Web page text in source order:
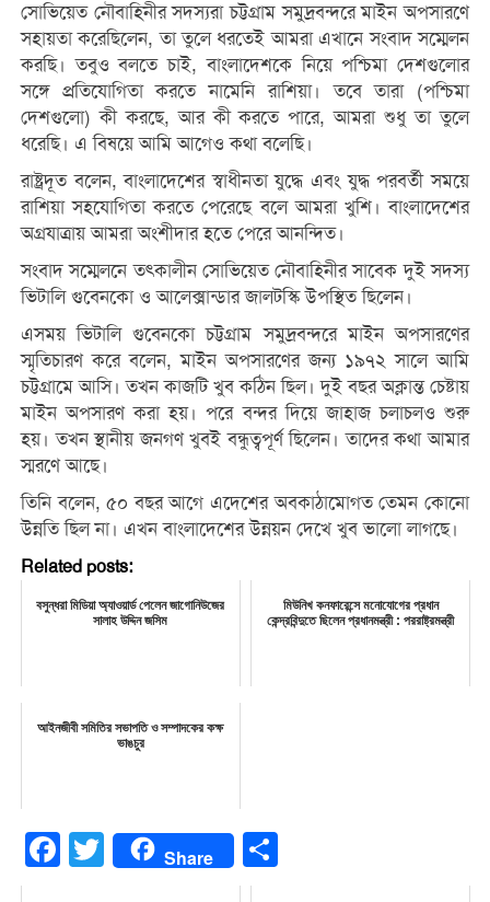
সোভিয়েত নৌবাহিনীর সদস্যরা চট্টগ্রাম সমুদ্রবন্দরে মাইন অপসারণে
সহায়তা করেছিলেন, তা তুলে ধরতেই আমরা এখানে সংবাদ সম্মেলন
করছি। তবুও বলতে চাই, বাংলাদেশকে নিয়ে পশ্চিমা দেশগুলোর
সঙ্গে প্রতিযোগিতা করতে নামেনি রাশিয়া। তবে তারা (পশ্চিমা
দেশগুলো) কী করছে, আর কী করতে পারে, আমরা শুধু তা তুলে
ধরেছি। এ বিষয়ে আমি আগেও কথা বলেছি।
রাষ্ট্রদূত বলেন, বাংলাদেশের স্বাধীনতা যুদ্ধে এবং যুদ্ধ পরবর্তী সময়ে
রাশিয়া সহযোগিতা করতে পেরেছে বলে আমরা খুশি। বাংলাদেশের
অগ্রযাত্রায় আমরা অংশীদার হতে পেরে আনন্দিত।
সংবাদ সম্মেলনে তৎকালীন সোভিয়েত নৌবাহিনীর সাবেক দুই সদস্য
ভিটালি গুবেনকো ও আলেক্সান্ডার জালটস্কি উপস্থিত ছিলেন।
এসময় ভিটালি গুবেনকো চট্টগ্রাম সমুদ্রবন্দরে মাইন অপসারণের
স্মৃতিচারণ করে বলেন, মাইন অপসারণের জন্য ১৯৭২ সালে আমি
চট্টগ্রামে আসি। তখন কাজটি খুব কঠিন ছিল। দুই বছর অক্লান্ত চেষ্টায়
মাইন অপসারণ করা হয়। পরে বন্দর দিয়ে জাহাজ চলাচলও শুরু
হয়। তখন স্থানীয় জনগণ খুবই বন্ধুত্বপূর্ণ ছিলেন। তাদের কথা আমার
স্মরণে আছে।
তিনি বলেন, ৫০ বছর আগে এদেশের অবকাঠামোগত তেমন কোনো
উন্নতি ছিল না। এখন বাংলাদেশের উন্নয়ন দেখে খুব ভালো লাগছে।
Related posts:
বসুন্ধরা মিডিয়া অ্যাওয়ার্ড পেলেন জাগোনিউজের
সালাহ উদ্দিন জসিম
মিউনিখ কনফারেন্সে মনোযোগের প্রধান
কেন্দ্রবিন্দুতে ছিলেন প্রধানমন্ত্রী : পররাষ্ট্রমন্ত্রী
আইনজীবী সমিতির সভাপতি ও সম্পাদকের কক্ষ
ভাঙচুর
Facebook
Twitter Share